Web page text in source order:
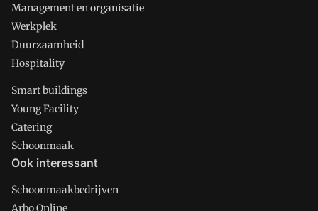
Management en organisatie
Werkplek
Duurzaamheid
Hospitality
Smart buildings
Young Facility
Catering
Schoonmaak
Ook interessant
Schoonmaakbedrijven
Arbo Online